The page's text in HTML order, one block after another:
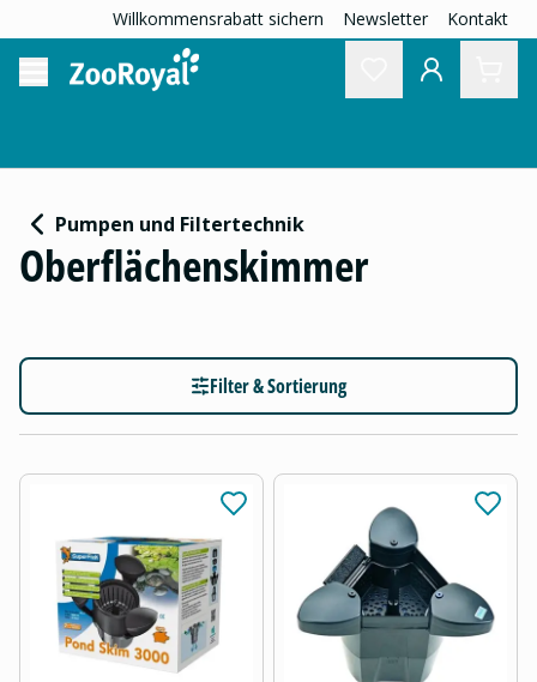
Willkommensrabatt sichern Newsletter Kontakt
Pumpen und Filtertechnik
Oberflächenskimmer
Filter & Sortierung